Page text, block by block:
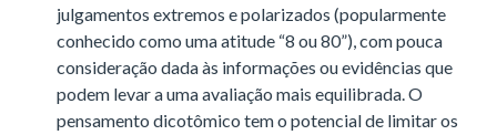
julgamentos extremos e polarizados (popularmente
conhecido como uma atitude “8 ou 80”), com pouca
consideração dada às informações ou evidências que
podem levar a uma avaliação mais equilibrada. O
pensamento dicotômico tem o potencial de limitar os